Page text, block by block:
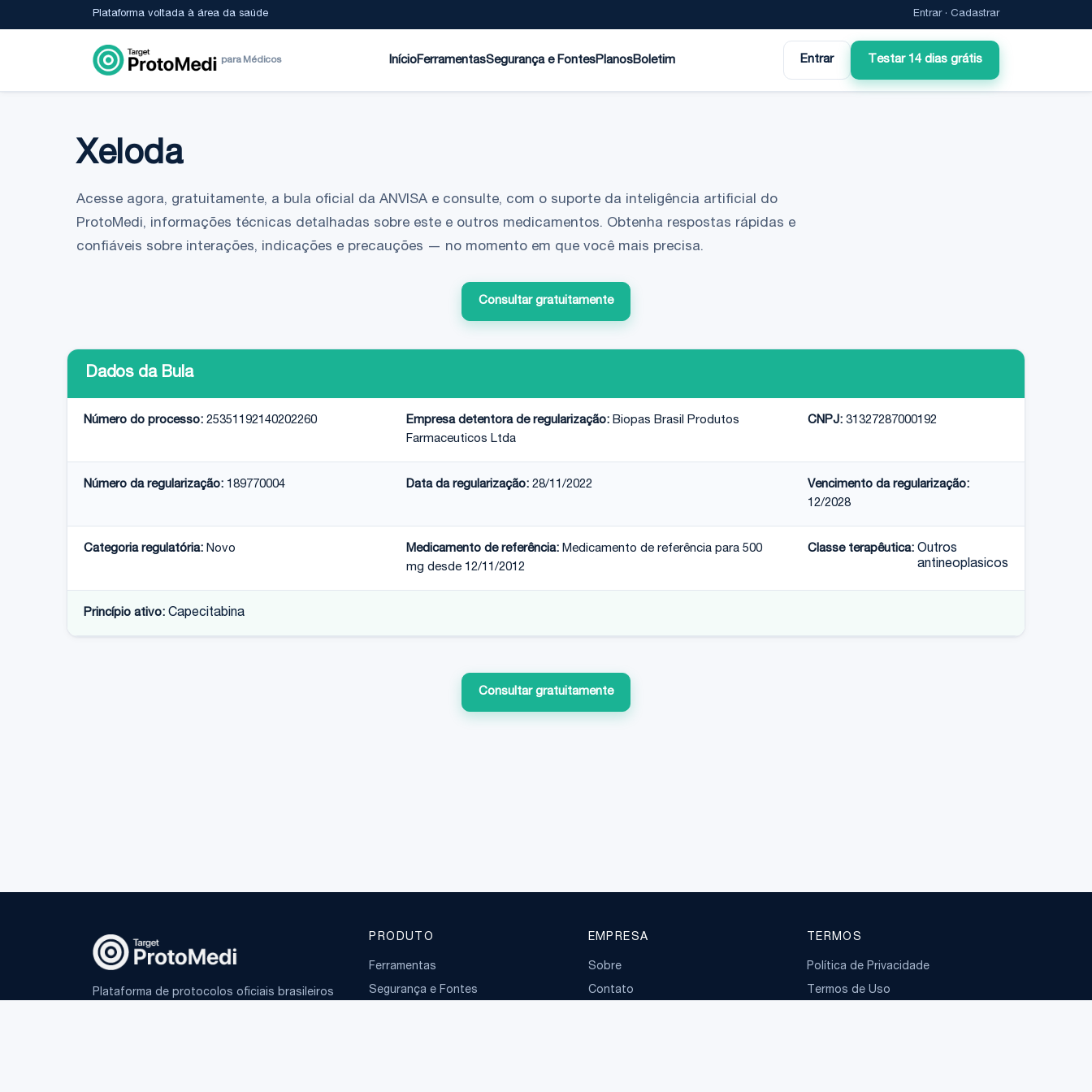
Plataforma voltada à área da saúde Entrar· Cadastrar
para Médicos InícioFerramentasSegurança e FontesPlanosBoletim Entrar Testar 14 dias grátis
Xeloda
Acesse agora, gratuitamente, a bula oficial da ANVISA e consulte, com o suporte da inteligência artificial do
ProtoMedi, informações técnicas detalhadas sobre este e outros medicamentos. Obtenha respostas rápidas e
confiáveis sobre interações, indicações e precauções — no momento em que você mais precisa.
Consultar gratuitamente
Dados da Bula
Número do processo: 25351192140202260 Empresa detentora de regularização: Biopas Brasil Produtos
Farmaceuticos Ltda
CNPJ: 31327287000192
Número da regularização: 189770004 Data da regularização: 28/11/2022
Vencimento da regularização:
12/2028
Categoria regulatória: Novo Medicamento de referência: Medicamento de referência para 500
mg desde 12/11/2012
Classe terapêutica: Outros
antineoplasicos
Princípio ativo: Capecitabina
Consultar gratuitamente
Plataforma de protocolos oficiais brasileiros
PRODUTO
Ferramentas
Segurança e Fontes
EMPRESA
Sobre
Contato
TERMOS
Política de Privacidade
Termos de Uso